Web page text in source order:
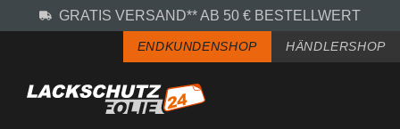
Zum Hauptinhalt springen
GRATIS VERSAND** AB 50 € BESTELLWERT
ENDKUNDENSHOP HÄNDLERSHOP